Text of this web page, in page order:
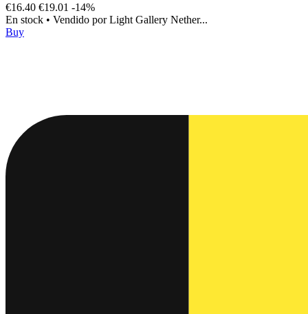
€16.40 €19.01 -14%
En stock • Vendido porLight Gallery Nether...
Buy